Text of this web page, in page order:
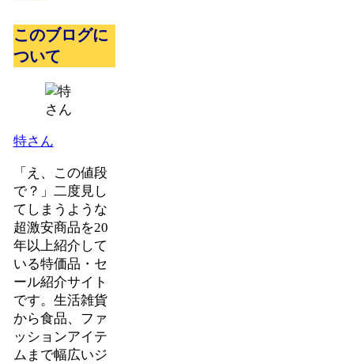
このブログに
ついて
特さん
「え、この値段
で？」二度見し
てしまうような
超激安商品を20
年以上紹介して
いる特価品・セ
ール紹介サイト
です。生活雑貨
から食品、ファ
ッションアイテ
ムまで幅広いジ